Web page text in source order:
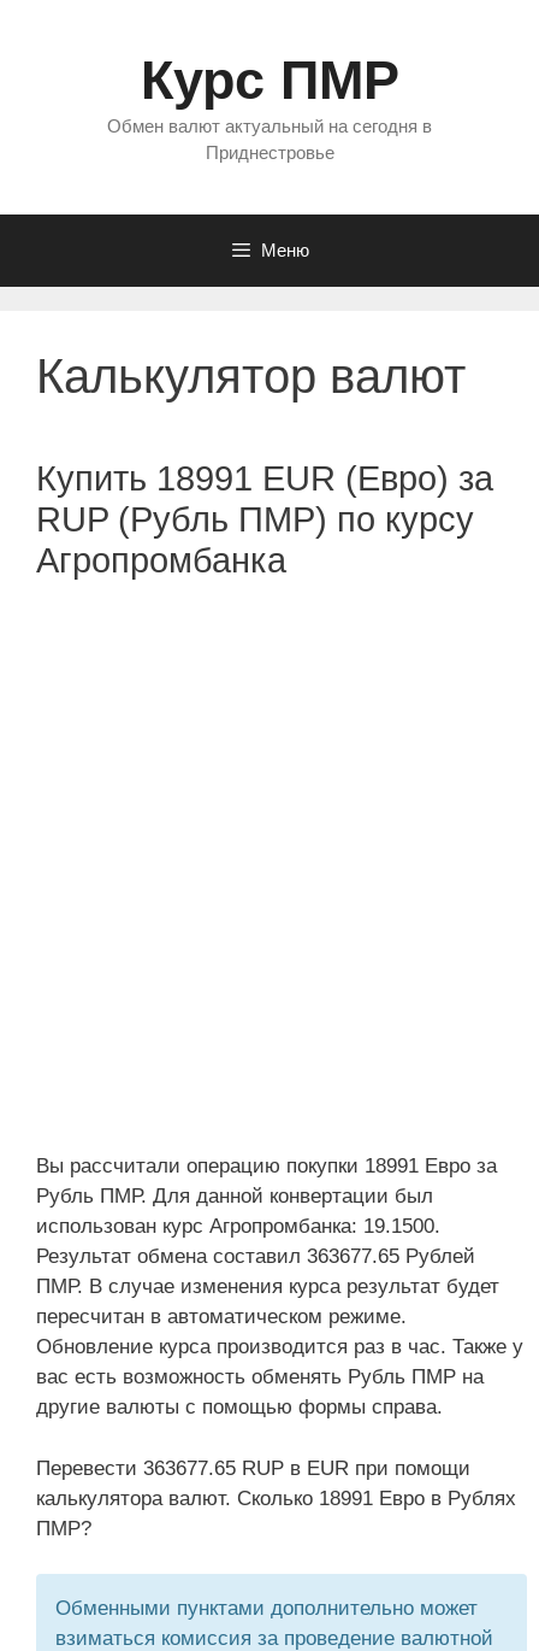
Курс ПМР
Обмен валют актуальный на сегодня в
Приднестровье
Меню
Калькулятор валют
Купить 18991 EUR (Евро) за
RUP (Рубль ПМР) по курсу
Агропромбанка
Вы рассчитали операцию покупки 18991 Евро за
Рубль ПМР. Для данной конвертации был
использован курс Агропромбанка: 19.1500.
Результат обмена составил 363677.65 Рублей
ПМР. В случае изменения курса результат будет
пересчитан в автоматическом режиме.
Обновление курса производится раз в час. Также у
вас есть возможность обменять Рубль ПМР на
другие валюты с помощью формы справа.
Перевести 363677.65 RUP в EUR при помощи
калькулятора валют. Сколько 18991 Евро в Рублях
ПМР?
Обменными пунктами дополнительно может
взиматься комиссия за проведение валютной